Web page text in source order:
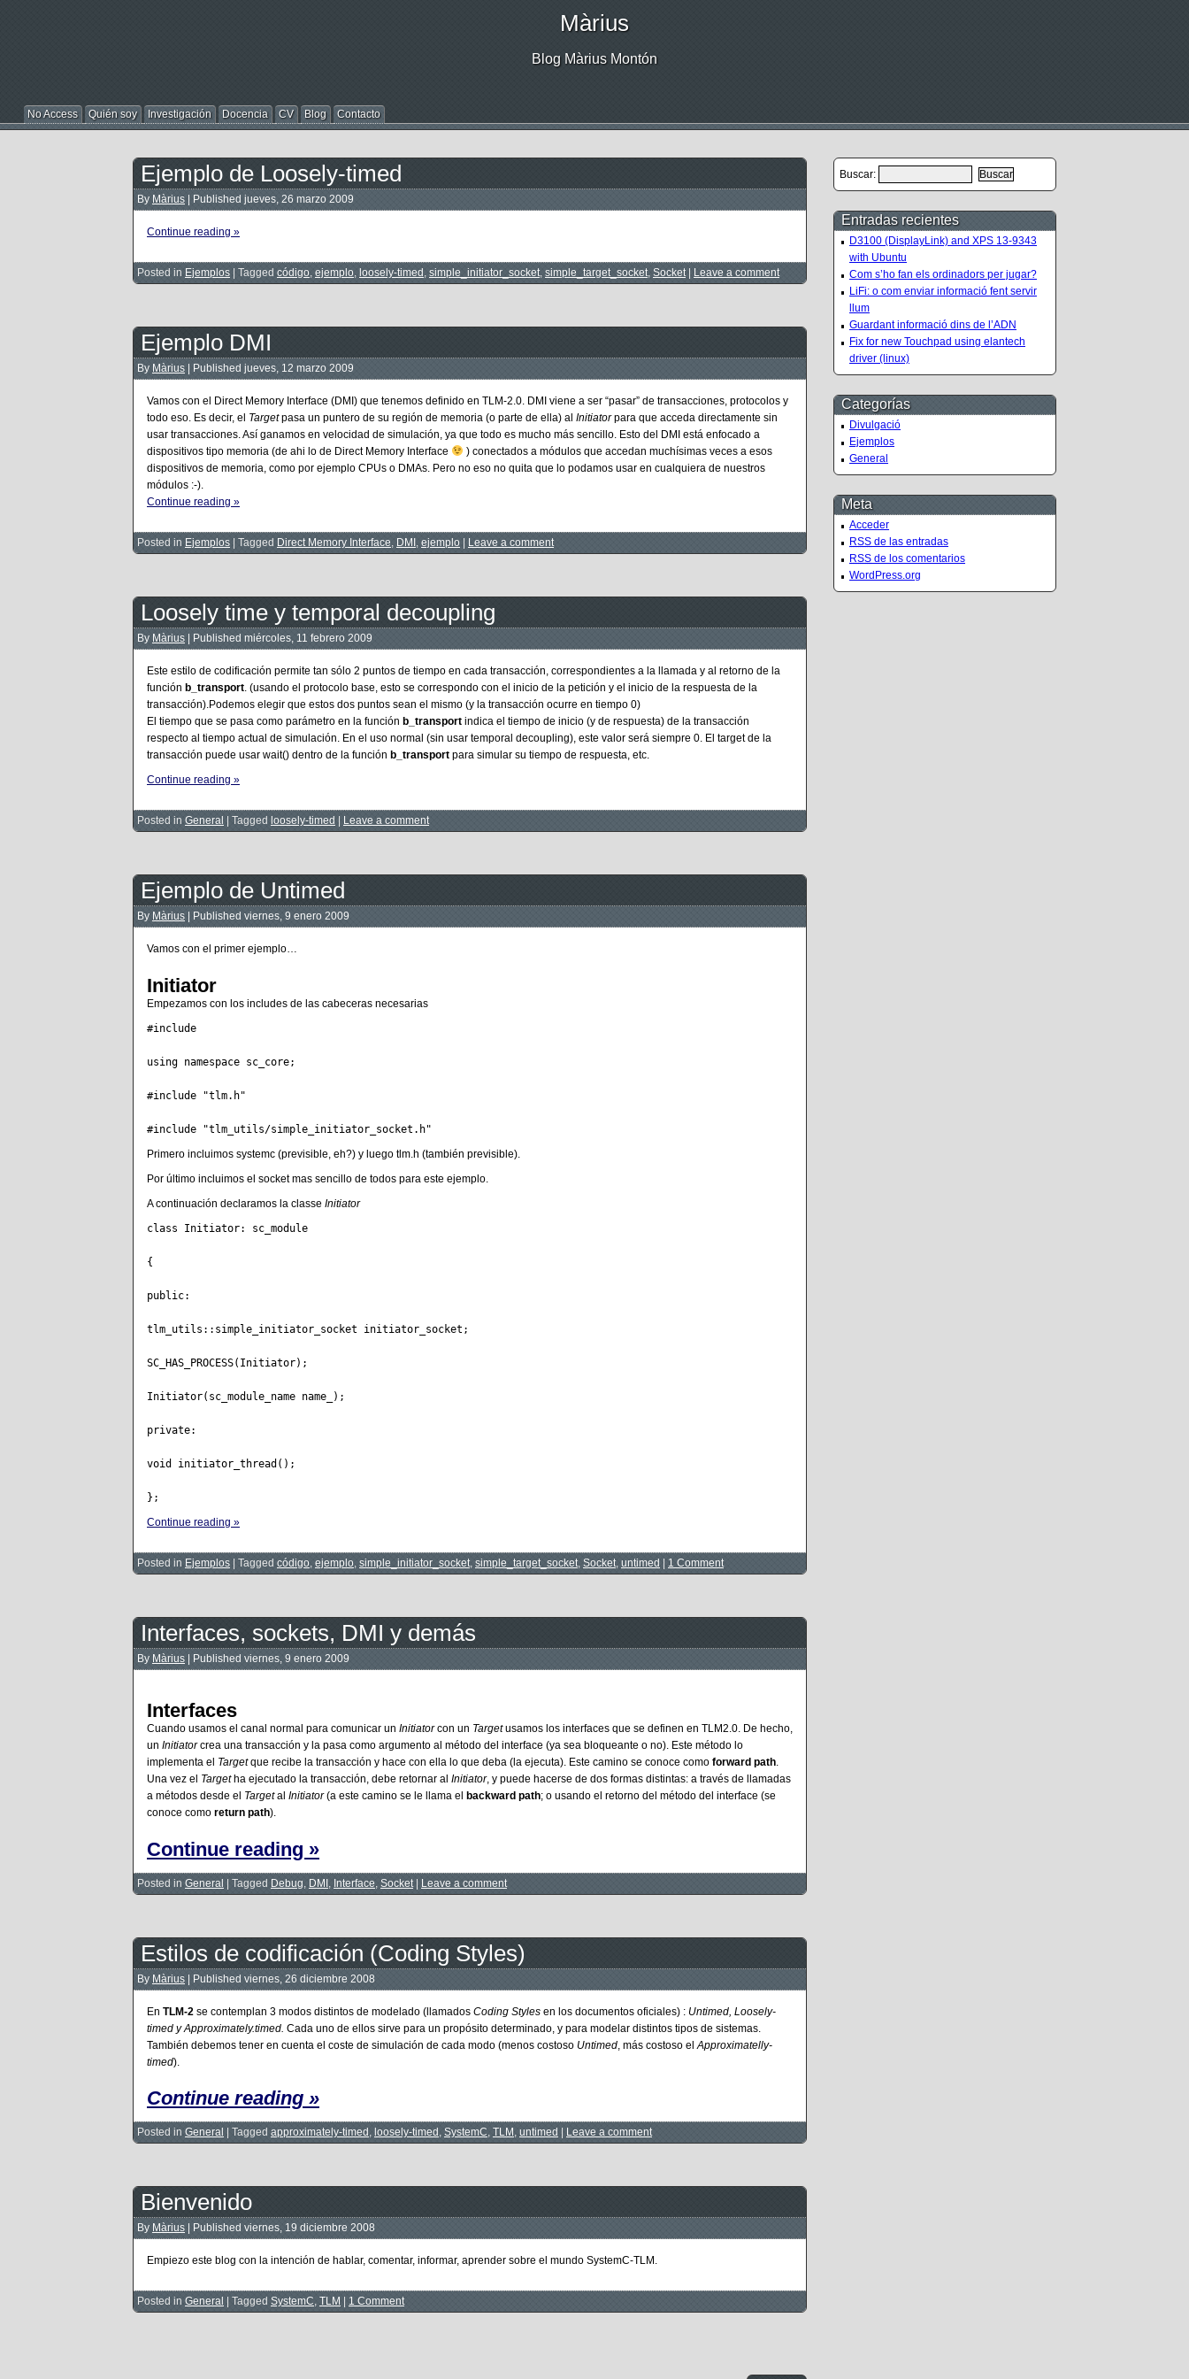
Màrius
Blog Màrius Montón
No Access Quién soy Investigación Docencia CV Blog Contacto
Ejemplo de Loosely-timed
By Màrius Published jueves, 26 marzo 2009
Continue reading »
Posted in Ejemplos Tagged código, ejemplo, loosely-timed , simple_initiator_socket, simple_target_socket, Socket| Leave a comment
Ejemplo DMI
By Màrius Published jueves, 12 marzo 2009
Vamos con el Direct Memory Interface (DMI) que tenemos definido en TLM-2.0. DMI viene a ser “pasar” de transacciones, protocolos y
todo eso. Es decir, el Targetpasa un puntero de su región de memoria (o parte de ella) al Initiatorpara que acceda directamente sin
usar transacciones. Así ganamos en velocidad de simulación, ya que todo es mucho más sencillo. Esto del DMI está enfocado a
dispositivos tipo memoria (de ahi lo de Direct Memory Interface
) conectados a módulos que accedan muchísimas veces a esos
dispositivos de memoria, como por ejemplo CPUs o DMAs. Pero no eso no quita que lo podamos usar en cualquiera de nuestros
módulos :-).
Continue reading »
Posted in Ejemplos Tagged Direct Memory Interface, DMI , ejemplo Leave a comment
Loosely time y temporal decoupling
By Màrius Published miércoles, 11 febrero 2009
Este estilo de codificación permite tan sólo 2 puntos de tiempo en cada transacción, correspondientes a la llamada y al retorno de la
función b_transport. (usando el protocolo base, esto se correspondo con el inicio de la petición y el inicio de la respuesta de la
transacción).Podemos elegir que estos dos puntos sean el mismo (y la transacción ocurre en tiempo 0)
El tiempo que se pasa como parámetro en la función b_transport indica el tiempo de inicio (y de respuesta) de la transacción
respecto al tiempo actual de simulación. En el uso normal (sin usar temporal decoupling), este valor será siempre 0. El target de la
transacción puede usar wait() dentro de la función b_transport para simular su tiempo de respuesta, etc.
Continue reading »
Posted in General Tagged loosely-timed Leave a comment
Ejemplo de Untimed
By Màrius Published viernes, 9 enero 2009
Vamos con el primer ejemplo…
Initiator
Empezamos con los includes de las cabeceras necesarias
#include
using namespace sc_core;
#include "tlm.h"
Primero incluimos systemc (previsible, eh?) y luego tlm.h (también previsible).
Por último incluimos el socket mas sencillo de todos para este ejemplo.
A continuación declaramos la classe Initiator
class Initiator: sc_module
{
public:
tlm_utils::simple_initiator_socket initiator_socket;
SC_HAS_PROCESS(Initiator);
Initiator(sc_module_name name_);
private:
void initiator_thread();
Continue reading »
Posted in Ejemplos | Tagged código ejemplo simple_initiator_socket simple_target_socket Socket untimed | 1 Comment
Interfaces, sockets, DMI y demás
By Màrius | Published viernes, 9 enero 2009
Interfaces
Cuando usamos el canal normal para comunicar un Initiatorcon un Targetusamos los interfaces que se definen en TLM2.0. De hecho,
un Initiatorcrea una transacción y la pasa como argumento al método del interface (ya sea bloqueante o no). Este método lo
implementa el Targetque recibe la transacción y hace con ella lo que deba (la ejecuta). Este camino se conoce como forward path.
Una vez el Targetha ejecutado la transacción, debe retornar al Initiator, y puede hacerse de dos formas distintas: a través de llamadas
a métodos desde el Targetal Initiator(a este camino se le llama el backward path; o usando el retorno del método del interface (se
conoce como return path).
Continue reading »
Posted in General | Tagged Debug DMI Interface Socket | Leave a comment
Estilos de codificación (Coding Styles)
By Màrius | Published viernes, 26 diciembre 2008
En TLM-2 se contemplan 3 modos distintos de modelado (llamados Coding Styles en los documentos oficiales) : Untimed, Loosely-
timed yApproximately.timed. Cada uno de ellos sirve para un propósito determinado, y para modelar distintos tipos de sistemas.
También debemos tener en cuenta el coste de simulación de cada modo (menos costoso Untimed , más costoso el Approximatelly-
timed).
Continue reading »
Posted in General Tagged approximately-timed , loosely-timed , SystemC, TLM , untimed Leave a comment
Bienvenido
By Màrius Published viernes, 19 diciembre 2008
Empiezo este blog con la intención de hablar, comentar, informar, aprender sobre el mundo SystemC-TLM.
Posted in General Tagged SystemC, TLM 1 Comment
Buscar:
Entradas recientes
D3100 (DisplayLink) and XPS 13-9343
with Ubuntu
Com s’ho fan els ordinadors per jugar?
LiFi: o com enviar informació fent servir
llum
Guardant informació dins de l’ADN
Fix for new Touchpad using elantech
driver (linux)
Categorías
Divulgació
Ejemplos
General
Meta
Acceder
RSS de las entradas
RSS de los comentarios
WordPress.org